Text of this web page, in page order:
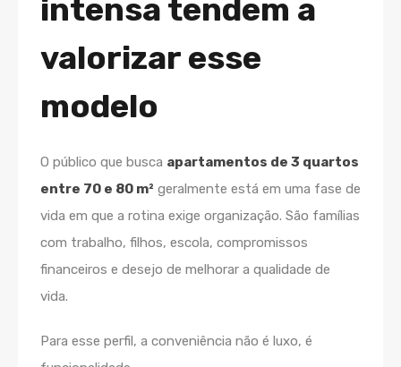
intensa tendem a
valorizar esse
modelo
O público que busca apartamentos de 3 quartos
entre 70 e 80 m² geralmente está em uma fase de
vida em que a rotina exige organização. São famílias
com trabalho, filhos, escola, compromissos
financeiros e desejo de melhorar a qualidade de
vida.
Para esse perfil, a conveniência não é luxo, é